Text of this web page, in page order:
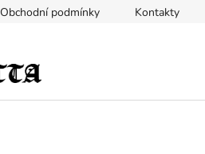
Obchodní podmínky Kontakty